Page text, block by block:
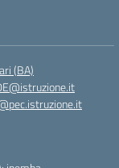
(BA)